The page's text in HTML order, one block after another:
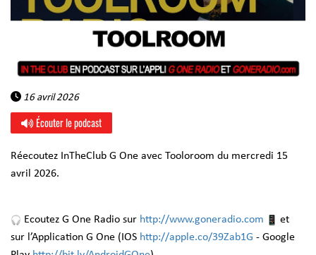
16 avril 2026
Écouter le podcast
Réecoutez InTheClub G One avec Tooloroom du mercredi 15
avril 2026.
Ecoutez G One Radio sur http://www.goneradio.com
et
sur l’Application G One (IOS http://apple.co/39Zab1G - Google